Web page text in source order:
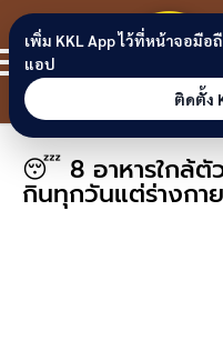
Skip to content
😴 8 อาหารใกล้ตั
กินทุกวันแต่ร่างกา
เพิ่ม KKL App ไว้ที่หน้าจอมือ
แอป
ติดตั้ง